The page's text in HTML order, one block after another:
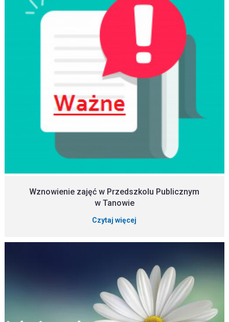
Wznowienie zajęć w Przedszkolu Publicznym
w Tanowie
Czytaj więcej